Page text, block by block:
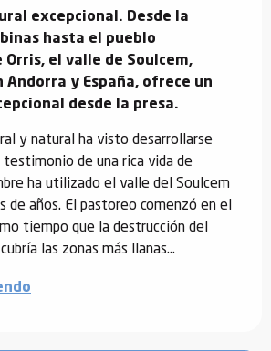
excepcional. Desde la
hasta el pueblo
el valle de Soulcem,
y España, ofrece un
desde la presa.
y natural ha visto desarrollarse
testimonio de una rica vida de
ha utilizado el valle del Soulcem
de años. El pastoreo comenzó en el
tiempo que la destrucción del
las zonas más llanas...